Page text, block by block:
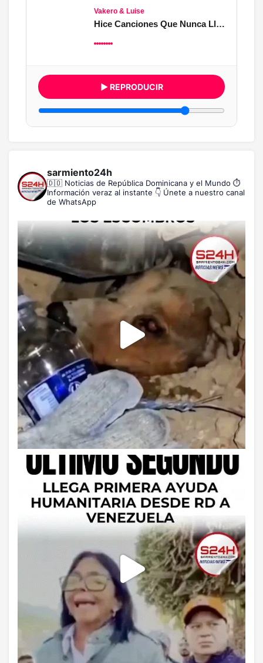
Vakero & Luise
Hice Canciones Que Nunca Llegaste a Oír
▶ REPRODUCIR
sarmiento24h
🇩🇴 Noticias de República Dominicana y el Mundo ⏱️
Información veraz al instante 👇 Únete a nuestro canal
de WhatsApp